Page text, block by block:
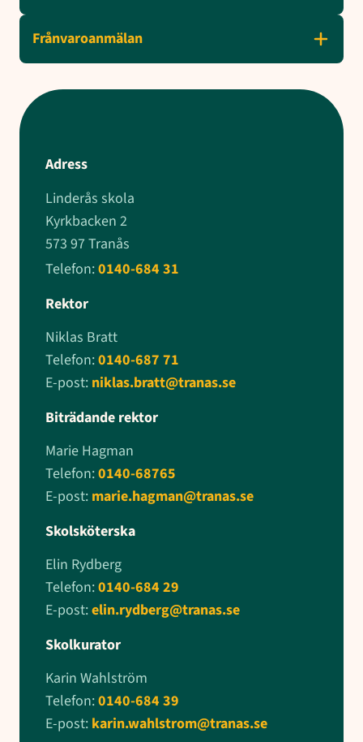
Frånvaroanmälan
Adress
Linderås skola
Kyrkbacken 2
573 97 Tranås
Telefon:0140-684 31
Rektor
Niklas Bratt
Telefon:0140-687 71
E-post: niklas.bratt@tranas.se
Biträdande rektor
Marie Hagman
Telefon:0140-68765
E-post: marie.hagman@tranas.se
Skolsköterska
Elin Rydberg
Telefon:0140-684 29
E-post:elin.rydberg@tranas.se
Skolkurator
Karin Wahlström
Telefon:0140-684 39
E-post: karin.wahlstrom@tranas.se